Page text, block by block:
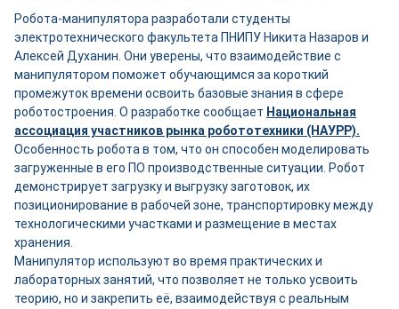
Робота-манипулятора разработали студенты
электротехнического факультета ПНИПУ Никита Назаров и
Алексей Духанин. Они уверены, что взаимодействие с
манипулятором поможет обучающимся за короткий
промежуток времени освоить базовые знания в сфере
роботостроения. О разработке сообщает Национальная
ассоциация участников рынка робототехники (НАУРР).
Особенность робота в том, что он способен моделировать
загруженные в его ПО производственные ситуации. Робот
демонстрирует загрузку и выгрузку заготовок, их
позиционирование в рабочей зоне, транспортировку между
технологическими участками и размещение в местах
хранения.
Манипулятор используют во время практических и
лабораторных занятий, что позволяет не только усвоить
теорию, но и закрепить её, взаимодействуя с реальным